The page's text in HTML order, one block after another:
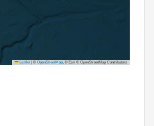
Leaflet © OpenStreetMap, © Esri © OpenStreetMap Contributors